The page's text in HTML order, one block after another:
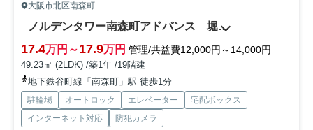
大阪市北区南森町
ノルデンタワー南森町アドバンス 堀川小学校区
17.4万円～17.9万円 管理/共益費12,000円～14,000円
49.23㎡ (2LDK) /築1年 /19階建
地下鉄谷町線「南森町」駅 徒歩1分
駐輪場 オートロック エレベーター
宅配ボックス
インターネット対応
防犯カメラ